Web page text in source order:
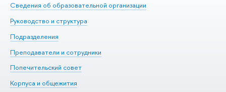
Сведения об образовательной организации
Руководство и структура
Подразделения
Преподаватели и сотрудники
Попечительский совет
Корпуса и общежития